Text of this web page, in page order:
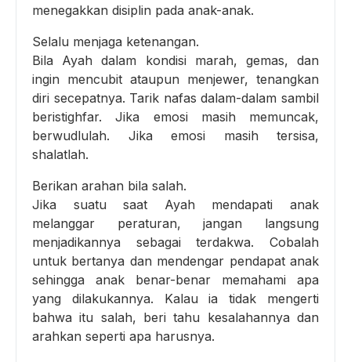
menegakkan disiplin pada anak-anak.
Selalu menjaga ketenangan.
Bila Ayah dalam kondisi marah, gemas, dan
ingin mencubit ataupun menjewer, tenangkan
diri secepatnya. Tarik nafas dalam-dalam sambil
beristighfar. Jika emosi masih memuncak,
berwudlulah. Jika emosi masih tersisa,
shalatlah.
Berikan arahan bila salah.
Jika suatu saat Ayah mendapati anak
melanggar peraturan, jangan langsung
menjadikannya sebagai terdakwa. Cobalah
untuk bertanya dan mendengar pendapat anak
sehingga anak benar-benar memahami apa
yang dilakukannya. Kalau ia tidak mengerti
bahwa itu salah, beri tahu kesalahannya dan
arahkan seperti apa harusnya.